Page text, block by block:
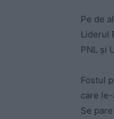
Pe de
Liderul
PNL și
Fostul
care
Se